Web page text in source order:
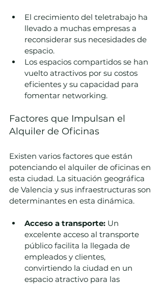
El crecimiento del teletrabajo ha
llevado a muchas empresas a
reconsiderar sus necesidades de
espacio.
Los espacios compartidos se han
vuelto atractivos por su costos
eficientes y su capacidad para
fomentar networking.
Factores que Impulsan el
Alquiler de Oficinas
Existen varios factores que están
potenciando el alquiler de oficinas en
esta ciudad. La situación geográfica
de Valencia y sus infraestructuras son
determinantes en esta dinámica.
Acceso a transporte: Un
excelente acceso al transporte
público facilita la llegada de
empleados y clientes,
convirtiendo la ciudad en un
espacio atractivo para las